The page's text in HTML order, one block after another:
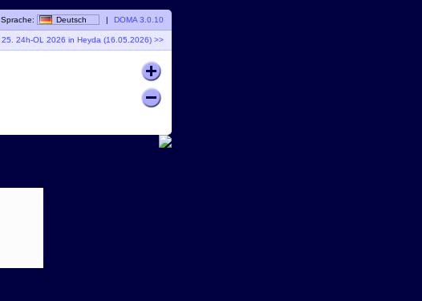
Sprache: Deutsch | DOMA 3.0.10
25. 24h-OL 2026 in Heyda (16.05.2026) >>